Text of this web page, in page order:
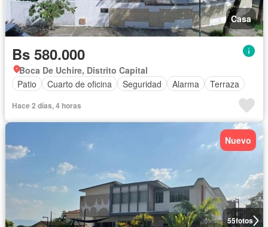
Casa
Bs 580.000
Boca De Uchire, Distrito Capital
Patio
Cuarto de oficina Seguridad Alarma Terraza
Hace 2 días, 4 horas
55fotos
Nuevo